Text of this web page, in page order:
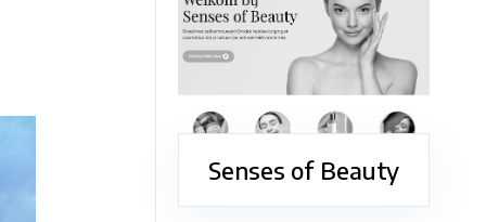
Senses of Beauty